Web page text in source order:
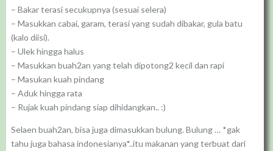
– Bakar terasi secukupnya (sesuai selera)
– Masukkan cabai, garam, terasi yang sudah dibakar, gula batu
(kalo diisi).
– Ulek hingga halus
– Masukkan buah2an yang telah dipotong2 kecil dan rapi
– Masukan kuah pindang
– Aduk hingga rata
– Rujak kuah pindang siap dihidangkan.. :)
Selaen buah2an, bisa juga dimasukkan bulung. Bulung … *gak
tahu juga bahasa indonesianya*..itu makanan yang terbuat dari